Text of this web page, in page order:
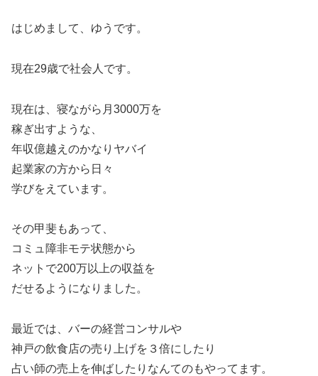
はじめまして、ゆうです。
現在29歳で社会人です。
現在は、寝ながら月3000万を
稼ぎ出すような、
年収億越えのかなりヤバイ
起業家の方から日々
学びをえています。
その甲斐もあって、
コミュ障非モテ状態から
ネットで200万以上の収益を
だせるようになりました。
最近では、バーの経営コンサルや
神戸の飲食店の売り上げを３倍にしたり
占い師の売上を伸ばしたりなんてのもやってます。